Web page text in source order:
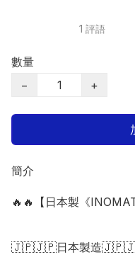
1 評語
數量
−
+
簡介
🔥🔥【日本製《
🇯🇵🇯🇵日本製造